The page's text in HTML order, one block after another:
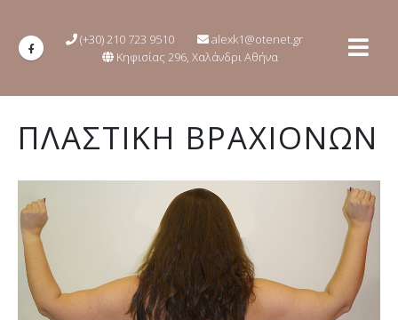
(+30) 210 723 9510
alexk1@otenet.gr
Κηφισίας 296, Χαλάνδρι Αθήνα
ΠΛΑΣΤΙΚΗ ΒΡΑΧΙΟΝΩΝ